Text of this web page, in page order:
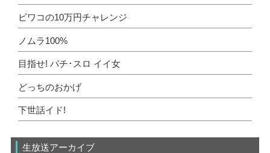
ビワコの10万円チャレンジ
ノムラ100%
目指せ! パチ･スロ イイ女
どっちのおかげ
下世話イド!
生放送アーカイブ